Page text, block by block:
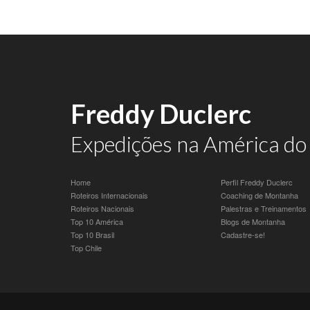
Freddy Duclerc
Expedições na América
Home
Roteiros Internacionais
Roteiros Nacionais
Top 10 América
Top 10 Brasil
Top Chile
Perfil Freddy Duclerc
Coaching de Montanha
Palestras e Treinamentos
Blogs de Montanha
Cadastre-se!